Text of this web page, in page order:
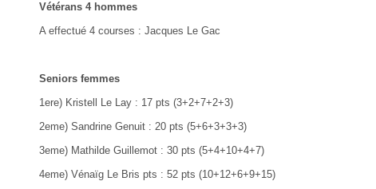
Vétérans 4 hommes
A effectué 4 courses : Jacques Le Gac
Seniors femmes
1ere) Kristell Le Lay : 17 pts (3+2+7+2+3)
2eme) Sandrine Genuit : 20 pts (5+6+3+3+3)
3eme) Mathilde Guillemot : 30 pts (5+4+10+4+7)
4eme) Vénaïg Le Bris pts : 52 pts (10+12+6+9+15)